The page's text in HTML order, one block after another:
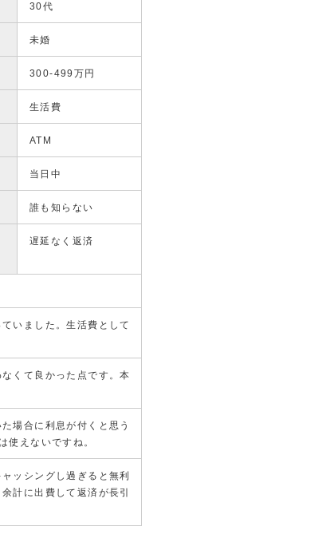
30代
未婚
300-499万円
生活費
ATM
当日中
誰も知らない
遅延なく返済
いました。生活費として
くて良かった点です。本
場合に利息が付くと思う
使えないですね。
ッシングし過ぎると無利
計に出費して返済が長引